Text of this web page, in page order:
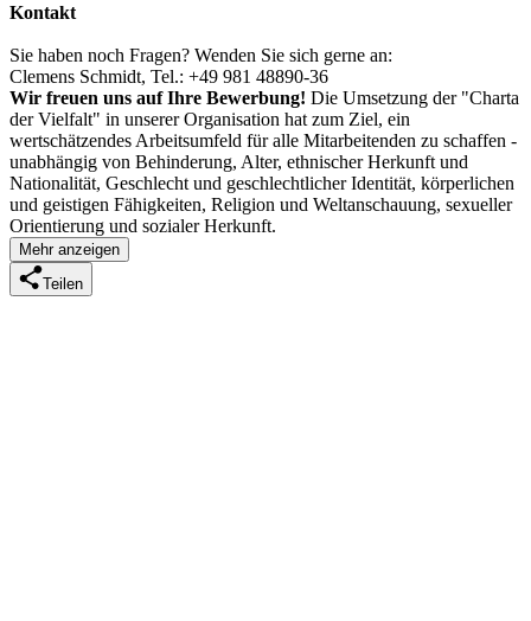
Kontakt
Sie haben noch Fragen? Wenden Sie sich gerne an:
Clemens Schmidt, Tel.: +49 981 48890-36
Wir freuen uns auf Ihre Bewerbung! Die Umsetzung der "Charta
der Vielfalt" in unserer Organisation hat zum Ziel, ein
wertschätzendes Arbeitsumfeld für alle Mitarbeitenden zu schaffen -
unabhängig von Behinderung, Alter, ethnischer Herkunft und
Nationalität, Geschlecht und geschlechtlicher Identität, körperlichen
und geistigen Fähigkeiten, Religion und Weltanschauung, sexueller
Orientierung und sozialer Herkunft.
Mehr anzeigen
Teilen